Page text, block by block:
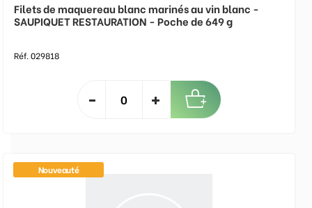
Filets de maquereau blanc marinés au vin blanc -
SAUPIQUET RESTAURATION - Poche de 649 g
Réf. 029818
Nouveauté